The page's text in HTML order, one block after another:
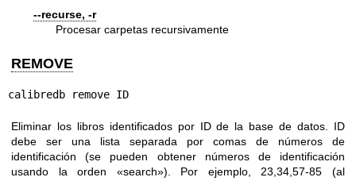
--recurse, -r
Procesar carpetas recursivamente
REMOVE
calibredb remove ID
Eliminar los libros identificados por ID de la base de datos. ID
debe ser una lista separada por comas de números de
identificación (se pueden obtener números de identificación
usando la orden «search»). Por ejemplo, 23,34,57-85 (al